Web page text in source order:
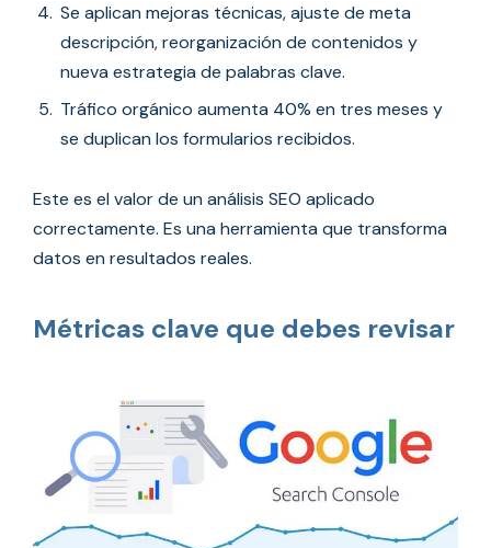
Se aplican mejoras técnicas, ajuste de meta
descripción, reorganización de contenidos y
nueva estrategia de palabras clave.
Tráfico orgánico aumenta 40% en tres meses y
se duplican los formularios recibidos.
Este es el valor de un análisis SEO aplicado
correctamente. Es una herramienta que transforma
datos en resultados reales.
Métricas clave que debes revisar